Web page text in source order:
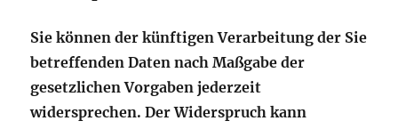
Sie können der künftigen Verarbeitung der Sie
betreffenden Daten nach Maßgabe der
gesetzlichen Vorgaben jederzeit
widersprechen. Der Widerspruch kann